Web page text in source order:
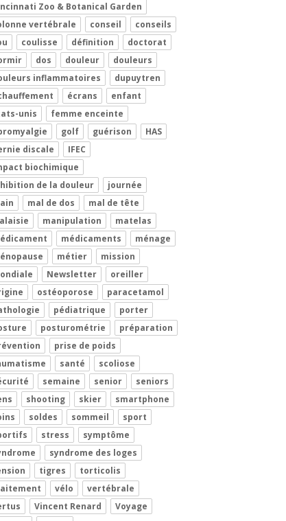
Zoo & Botanical Garden
vertébrale
conseil
conseils
coulisse définition
doctorat
dos douleur
douleurs
inflammatoires
dupuytren
écrans
enfant
unis
femme enceinte
golf guérison
HAS
discale
IFEC
biochimique
de la douleur
journée
mal de dos
mal de tête
manipulation
matelas
médicaments
ménage
métier
mission
Newsletter
oreiller
ostéoporose
paracetamol
pédiatrique
porter
posturométrie
préparation
prise de poids
santé
scoliose
semaine senior
seniors
shooting skier
smartphone
soldes sommeil
sport
stress
symptôme
syndrome des loges
tigres
torticolis
vélo
vertébrale
Vincent Renard
Voyage